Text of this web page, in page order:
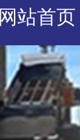
网站首页